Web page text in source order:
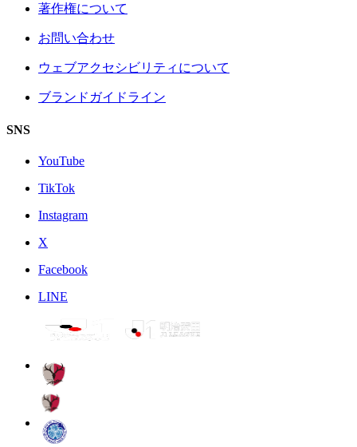
著作権について
お問い合わせ
ウェブアクセシビリティについて
ブランドガイドライン
SNS
YouTube
TikTok
Instagram
X
Facebook
LINE